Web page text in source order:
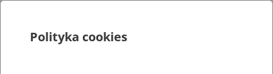
Polityka cookies